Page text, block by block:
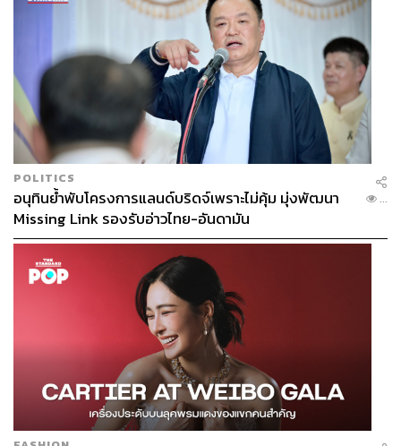
POLITICS
อนุทินย้ำพับโครงการแลนด์บริดจ์เพราะไม่คุ้ม มุ่งพัฒนา
Missing Link รองรับอ่าวไทย-อันดามัน
...